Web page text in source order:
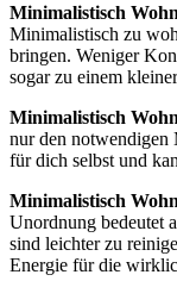
Minimalistisch
Minimalistisch zu
bringen. Weniger
sogar zu einem
Minimalistisch
nur den notwendigen
für dich selbst und
Minimalistisch
Unordnung bedeutet
sind leichter zu
Energie für die